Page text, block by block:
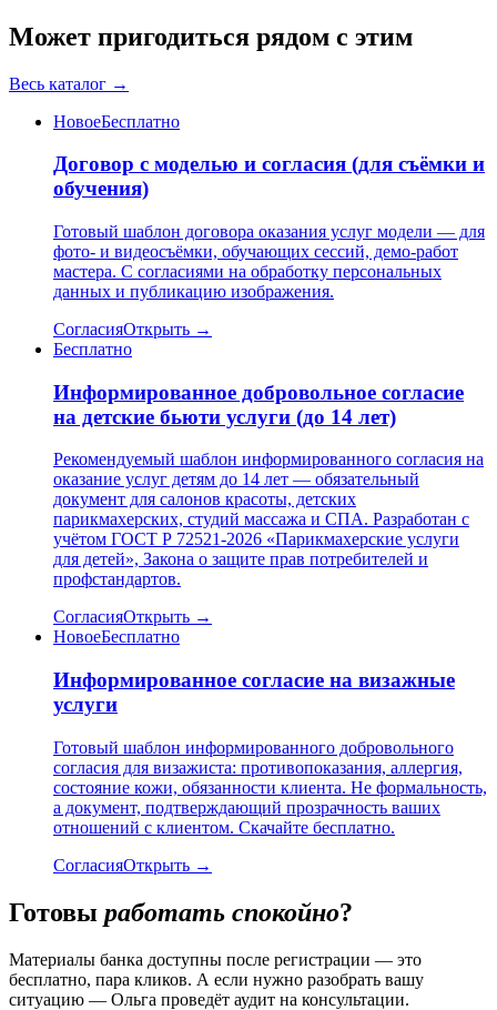
Может пригодиться рядом с этим
Весь каталог →
НовоеБесплатно
Договор с моделью и согласия (для съёмки и
обучения)
Готовый шаблон договора оказания услуг модели — для
фото- и видеосъёмки, обучающих сессий, демо-работ
мастера. С согласиями на обработку персональных
данных и публикацию изображения.
СогласияОткрыть →
Бесплатно
Информированное добровольное согласие
на детские бьюти услуги (до 14 лет)
Рекомендуемый шаблон информированного согласия на
оказание услуг детям до 14 лет — обязательный
документ для салонов красоты, детских
парикмахерских, студий массажа и СПА. Разработан с
учётом ГОСТ Р 72521-2026 «Парикмахерские услуги
для детей», Закона о защите прав потребителей и
профстандартов.
СогласияОткрыть →
НовоеБесплатно
Информированное согласие на визажные
услуги
Готовый шаблон информированного добровольного
согласия для визажиста: противопоказания, аллергия,
состояние кожи, обязанности клиента. Не формальность,
а документ, подтверждающий прозрачность ваших
отношений с клиентом. Скачайте бесплатно.
СогласияОткрыть →
Готовы работать спокойно?
Материалы банка доступны после регистрации — это
бесплатно, пара кликов. А если нужно разобрать вашу
ситуацию — Ольга проведёт аудит на консультации.